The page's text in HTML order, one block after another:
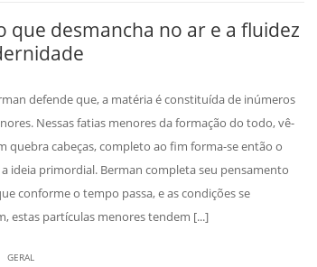
que desmancha no ar e a fluidez
defende que, a matéria é constituída de inúmeros
Nessas fatias menores da formação do todo, vê-
quebra cabeças, completo ao fim forma-se então o
ideia primordial. Berman completa seu pensamento
conforme o tempo passa, e as condições se
estas partículas menores tendem [...]
GERAL